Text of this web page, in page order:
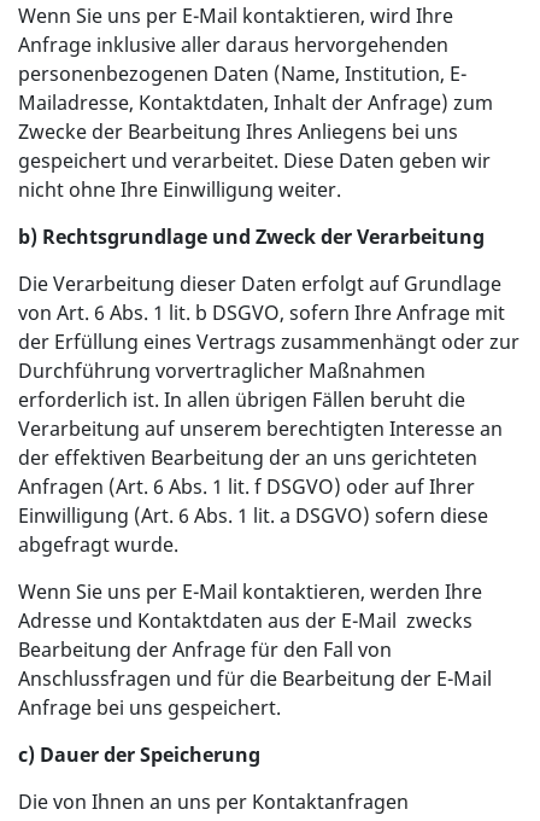
Wenn Sie uns per E-Mail kontaktieren, wird Ihre
Anfrage inklusive aller daraus hervorgehenden
personenbezogenen Daten (Name, Institution, E-
Mailadresse, Kontaktdaten, Inhalt der Anfrage) zum
Zwecke der Bearbeitung Ihres Anliegens bei uns
gespeichert und verarbeitet. Diese Daten geben wir
nicht ohne Ihre Einwilligung weiter.
b) Rechtsgrundlage und Zweck der Verarbeitung
Die Verarbeitung dieser Daten erfolgt auf Grundlage
von Art. 6 Abs. 1 lit. b DSGVO, sofern Ihre Anfrage mit
der Erfüllung eines Vertrags zusammenhängt oder zur
Durchführung vorvertraglicher Maßnahmen
erforderlich ist. In allen übrigen Fällen beruht die
Verarbeitung auf unserem berechtigten Interesse an
der effektiven Bearbeitung der an uns gerichteten
Anfragen (Art. 6 Abs. 1 lit. f DSGVO) oder auf Ihrer
Einwilligung (Art. 6 Abs. 1 lit. a DSGVO) sofern diese
abgefragt wurde.
Wenn Sie uns per E-Mail kontaktieren, werden Ihre
Adresse und Kontaktdaten aus der E-Mail zwecks
Bearbeitung der Anfrage für den Fall von
Anschlussfragen und für die Bearbeitung der E-Mail
Anfrage bei uns gespeichert.
c) Dauer der Speicherung
Die von Ihnen an uns per Kontaktanfragen